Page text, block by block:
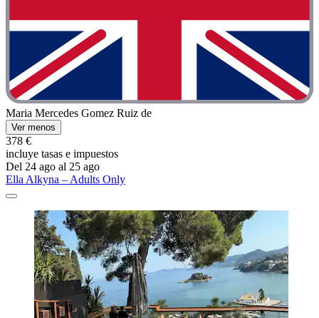
Maria Mercedes Gomez Ruiz de
Ver menos
378 €
incluye tasas e impuestos
Del 24 ago al 25 ago
Ella Alkyna – Adults Only